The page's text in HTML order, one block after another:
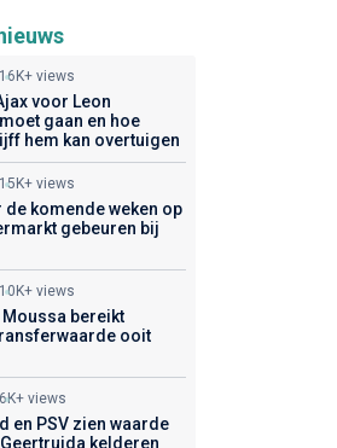
16K+ views
voor Leon
gaan en hoe
hem kan overtuigen
15K+ views
de komende weken op
gebeuren bij
10K+ views
bereikt
ooit
6K+ views
en PSV zien waarde
kelderen